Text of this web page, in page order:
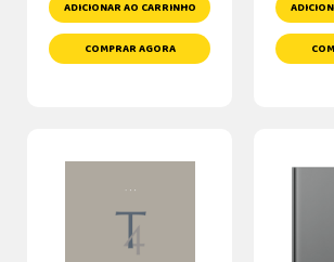
ADICIONAR AO CARRINHO
COMPRAR AGORA